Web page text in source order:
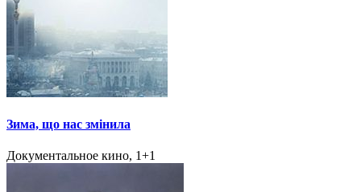
Зима, що нас змінила
Документальное кино, 1+1